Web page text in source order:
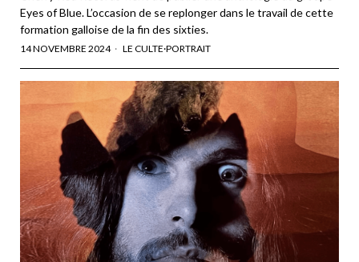
Eyes of Blue. L’occasion de se replonger dans le travail de cette
formation galloise de la fin des sixties.
14 NOVEMBRE 2024 LE CULTE·PORTRAIT